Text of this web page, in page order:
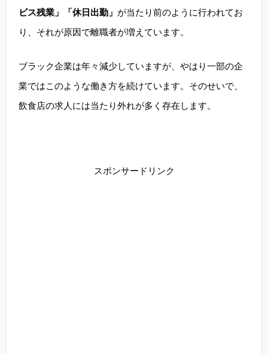
ビス残業」「休日出勤」 が当たり前のように行われてお
り、それが原因で離職者が増えています。
ブラック企業は年々減少していますが、やはり一部の企
業ではこのような働き方を続けています。そのせいで、
飲食店の求人には当たり外れが多く存在します。
スポンサードリンク